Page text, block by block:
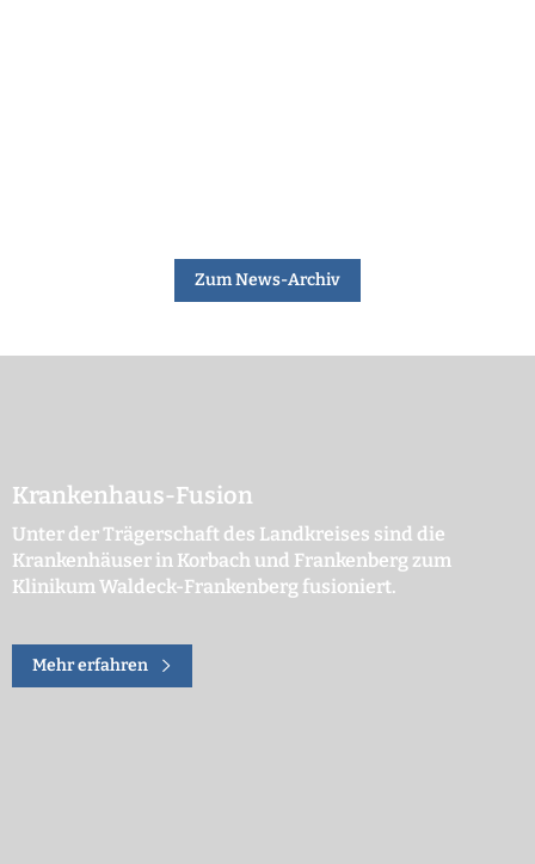
Zum News-Archiv
Krankenhaus-Fusion
Unter der Trägerschaft des Landkreises sind die
Krankenhäuser in Korbach und Frankenberg zum
Klinikum Waldeck-Frankenberg fusioniert.
Mehr erfahren